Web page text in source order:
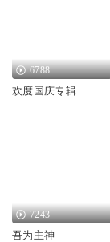
6788
欢度国庆专辑
7243
吾为主神